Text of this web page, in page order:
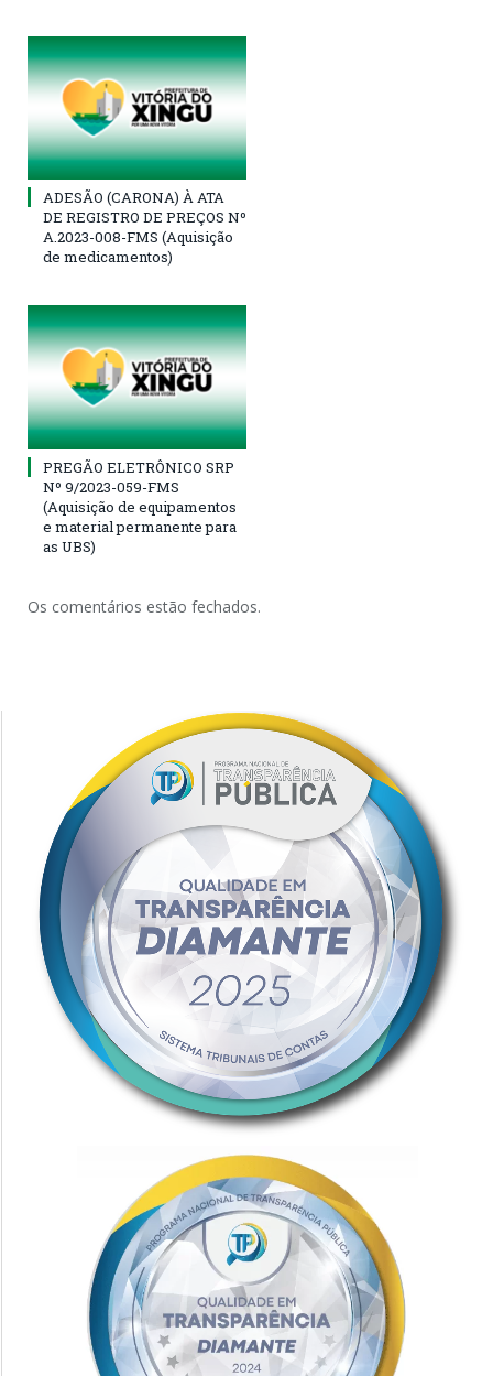
ADESÃO (CARONA) À ATA
DE REGISTRO DE PREÇOS Nº
A.2023-008-FMS (Aquisição
de medicamentos)
PREGÃO ELETRÔNICO SRP
Nº 9/2023-059-FMS
(Aquisição de equipamentos
e material permanente para
as UBS)
Os comentários estão fechados.